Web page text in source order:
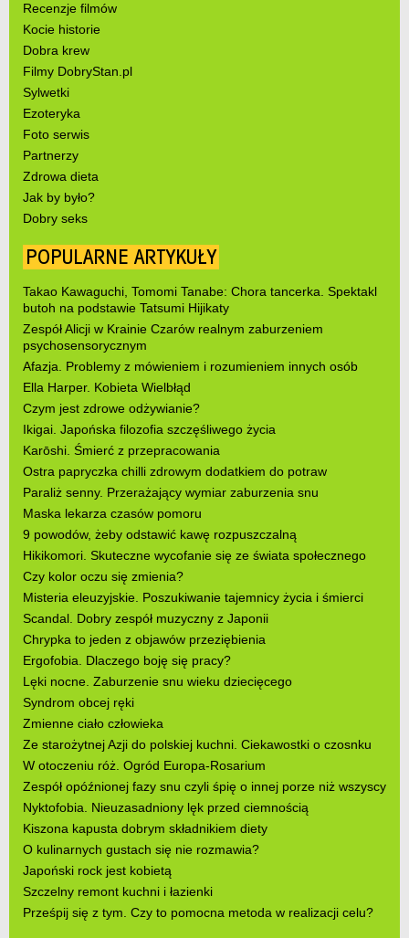
Recenzje filmów
Kocie historie
Dobra krew
Filmy DobryStan.pl
Sylwetki
Ezoteryka
Foto serwis
Partnerzy
Zdrowa dieta
Jak by było?
Dobry seks
POPULARNE ARTYKUŁY
Takao Kawaguchi, Tomomi Tanabe: Chora tancerka. Spektakl
butoh na podstawie Tatsumi Hijikaty
Zespół Alicji w Krainie Czarów realnym zaburzeniem
psychosensorycznym
Afazja. Problemy z mówieniem i rozumieniem innych osób
Ella Harper. Kobieta Wielbłąd
Czym jest zdrowe odżywianie?
Ikigai. Japońska filozofia szczęśliwego życia
Karōshi. Śmierć z przepracowania
Ostra papryczka chilli zdrowym dodatkiem do potraw
Paraliż senny. Przerażający wymiar zaburzenia snu
Maska lekarza czasów pomoru
9 powodów, żeby odstawić kawę rozpuszczalną
Hikikomori. Skuteczne wycofanie się ze świata społecznego
Czy kolor oczu się zmienia?
Misteria eleuzyjskie. Poszukiwanie tajemnicy życia i śmierci
Scandal. Dobry zespół muzyczny z Japonii
Chrypka to jeden z objawów przeziębienia
Ergofobia. Dlaczego boję się pracy?
Lęki nocne. Zaburzenie snu wieku dziecięcego
Syndrom obcej ręki
Zmienne ciało człowieka
Ze starożytnej Azji do polskiej kuchni. Ciekawostki o czosnku
W otoczeniu róż. Ogród Europa-Rosarium
Zespół opóźnionej fazy snu czyli śpię o innej porze niż wszyscy
Nyktofobia. Nieuzasadniony lęk przed ciemnością
Kiszona kapusta dobrym składnikiem diety
O kulinarnych gustach się nie rozmawia?
Japoński rock jest kobietą
Szczelny remont kuchni i łazienki
Prześpij się z tym. Czy to pomocna metoda w realizacji celu?